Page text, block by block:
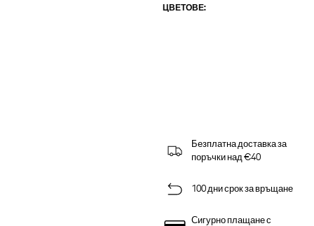
ЦВЕТОВЕ:
Безплатна доставка за
поръчки над €40
100 дни срок за връщане
Сигурно плащане с